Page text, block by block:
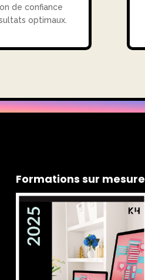
de confiance
optimaux.
Formations sur mesure